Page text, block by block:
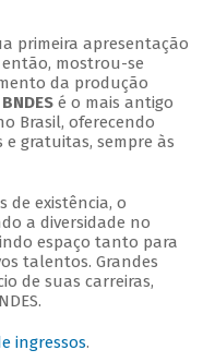
primeira apresentação
então, mostrou-se
da produção
é o mais antigo
Brasil, oferecendo
gratuitas, sempre às
de existência, o
a diversidade no
espaço tanto para
talentos. Grandes
de suas carreiras,
ingressos.